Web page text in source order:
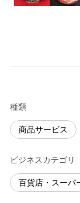
種類
商品サービス
ビジネスカテゴリ
百貨店・スーパ